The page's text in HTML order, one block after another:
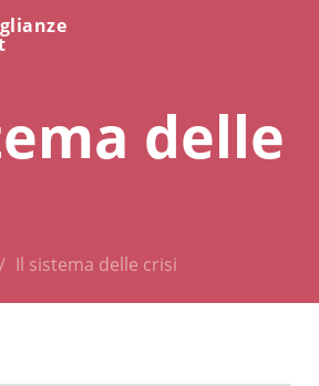
delle
Il sistema delle crisi